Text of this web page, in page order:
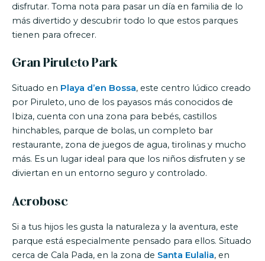
disfrutar. Toma nota para pasar un día en familia de lo
más divertido y descubrir todo lo que estos parques
tienen para ofrecer.
Gran Piruleto Park
Situado en Playa d’en Bossa, este centro lúdico creado
por Piruleto, uno de los payasos más conocidos de
Ibiza, cuenta con una zona para bebés, castillos
hinchables, parque de bolas, un completo bar
restaurante, zona de juegos de agua, tirolinas y mucho
más. Es un lugar ideal para que los niños disfruten y se
diviertan en un entorno seguro y controlado.
Acrobosc
Si a tus hijos les gusta la naturaleza y la aventura, este
parque está especialmente pensado para ellos. Situado
cerca de Cala Pada, en la zona de Santa Eulalia, en